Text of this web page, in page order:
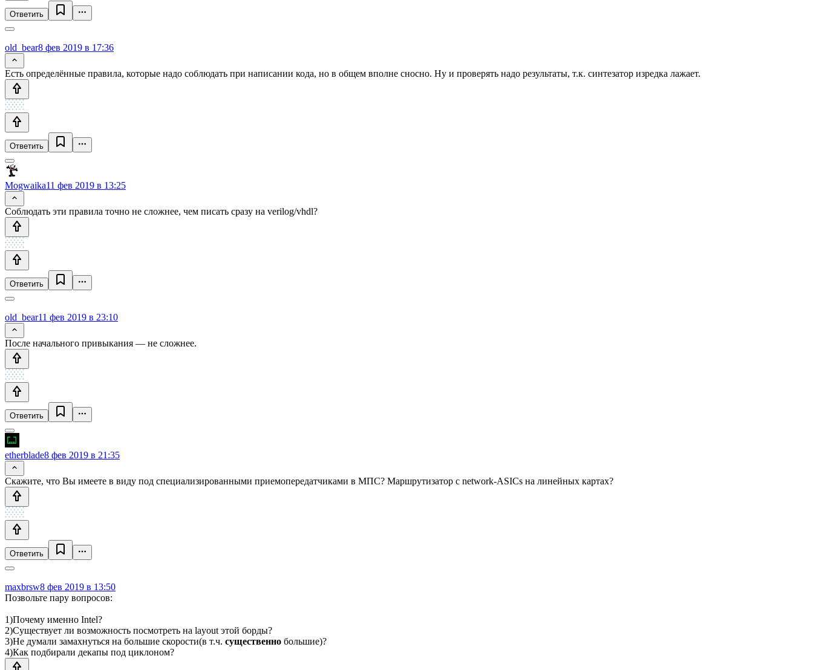
Ответить
old_bear8 фев 2019 в 17:36
Есть определённые правила, которые надо соблюдать при написании кода, но в общем вполне сносно. Ну и проверять надо результаты, т.к. синтезатор изредка лажает.
Ответить
Mogwaika11 фев 2019 в 13:25
Соблюдать эти правила точно не сложнее, чем писать сразу на verilog/vhdl?
Ответить
old_bear11 фев 2019 в 23:10
После начального привыкания — не сложнее.
Ответить
etherblade8 фев 2019 в 21:35
Скажите, что Вы имеете в виду под специализированными приемопередатчиками в МПС? Маршрутизатор с network-ASICs на линейных картах?
Ответить
maxbrsw8 фев 2019 в 13:50
Позвольте пару вопросов:
1)Почему именно Intel?
2)Существует ли возможность посмотреть на layout этой борды?
3)Не думали замахнуться на большие скорости(в т.ч. существенно большие)?
4)Как подбирали декапы под циклоном?